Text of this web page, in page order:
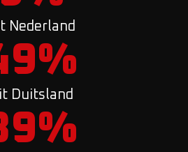
Nederland
%
Duitsland
%